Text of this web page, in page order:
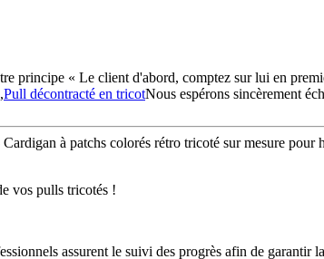
principe « Le client d'abord, comptez sur lui en
,Pull décontracté en tricotNous espérons sincèrement
à patchs colorés rétro tricoté sur mesure pour
vos pulls tricotés !
assurent le suivi des progrès afin de garantir